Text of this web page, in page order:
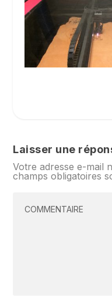
Laisser une
Votre adresse e-mail
champs obligatoires